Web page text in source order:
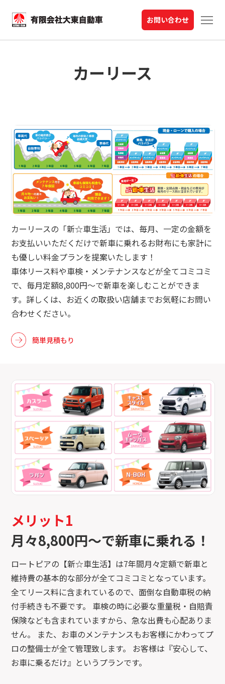
お問い合わせ
カーリース
カーリースの「新☆車生活」では、毎月、一定の金額を
お支払いいただくだけで新車に乗れるお財布にも家計に
も優しい料金プランを提案いたします！
車体リース料や車検・メンテナンスなどが全てコミコミ
で、毎月定額8,800円～で新車を楽しむことができま
す。詳しくは、お近くの取扱い店舗までお気軽にお問い
合わせください。
簡単見積もり
メリット1
月々8,800円〜で新車に乗れる！
ロートピアの【新☆車生活】は7年間月々定額で新車と
維持費の基本的な部分が全てコミコミとなっています。
全てリース料に含まれているので、面倒な自動車税の納
付手続きも不要です。 車検の時に必要な重量税・自賠責
保険なども含まれていますから、急な出費も心配ありま
せん。 また、お車のメンテナンスもお客様にかわってプ
ロの整備士が全て管理致します。 お客様は『安心して、
お車に乗るだけ』というプランです。